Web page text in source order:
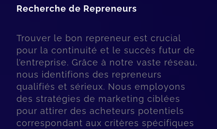
Recherche de Repreneurs
Trouver le bon repreneur est crucial
pour la continuité et le succès futur de
l’entreprise. Grâce à notre vaste réseau,
nous identifions des repreneurs
qualifiés et sérieux. Nous employons
des stratégies de marketing ciblées
pour attirer des acheteurs potentiels
correspondant aux critères spécifiques